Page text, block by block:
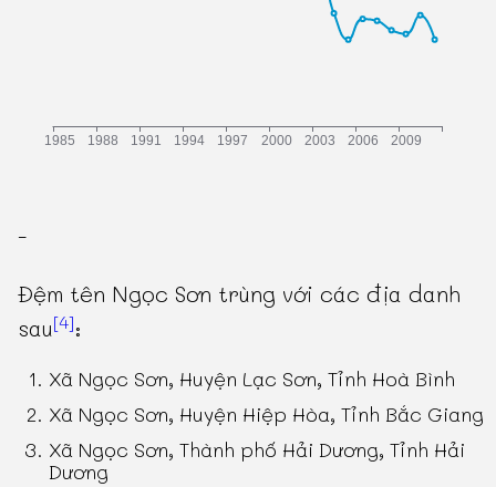
-
Đệm tên Ngọc Sơn trùng với các địa danh
sau[4]:
Xã Ngọc Sơn, Huyện Lạc Sơn, Tỉnh Hoà Bình
Xã Ngọc Sơn, Huyện Hiệp Hòa, Tỉnh Bắc Giang
Xã Ngọc Sơn, Thành phố Hải Dương, Tỉnh Hải
Dương